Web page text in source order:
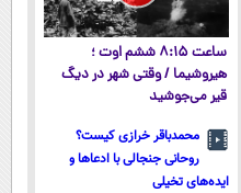
ساعت ۸:۱۵ ششم اوت ؛
هیروشیما / وقتی شهر در دیگ
قیر می‌جوشید
محمدباقر خرازی کیست؟
روحانی جنجالی با ادعاها و
ایده‌های تخیلی